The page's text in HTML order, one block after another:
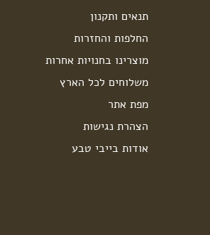
תנאים ותקנון
החלפות והחזרות
מוצרינו בחנויות אחרות
משלוחים לכל הארץ
מפת אתר
הצהרת נגישות
אודות בייבי טבע